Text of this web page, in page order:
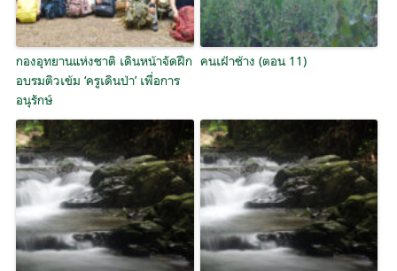
กองอุทยานแห่งชาติ เดินหน้าจัดฝึก
อบรมติวเข้ม ‘ครูเดินป่า’ เพื่อการ
อนุรักษ์
คนเฝ้าช้าง (ตอน 11)